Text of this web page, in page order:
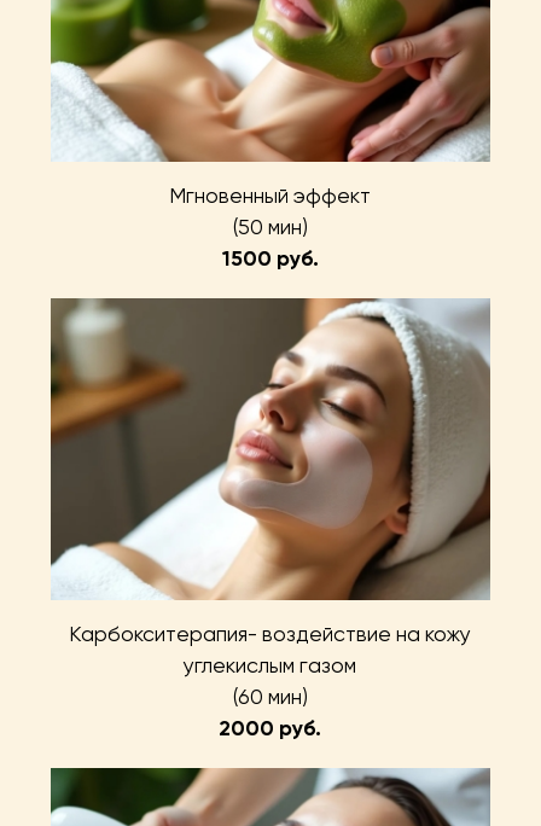
Мгновенный эффект
(50 мин)
1500 руб.
Карбокситерапия- воздействие на кожу
углекислым газом
(60 мин)
2000 руб.